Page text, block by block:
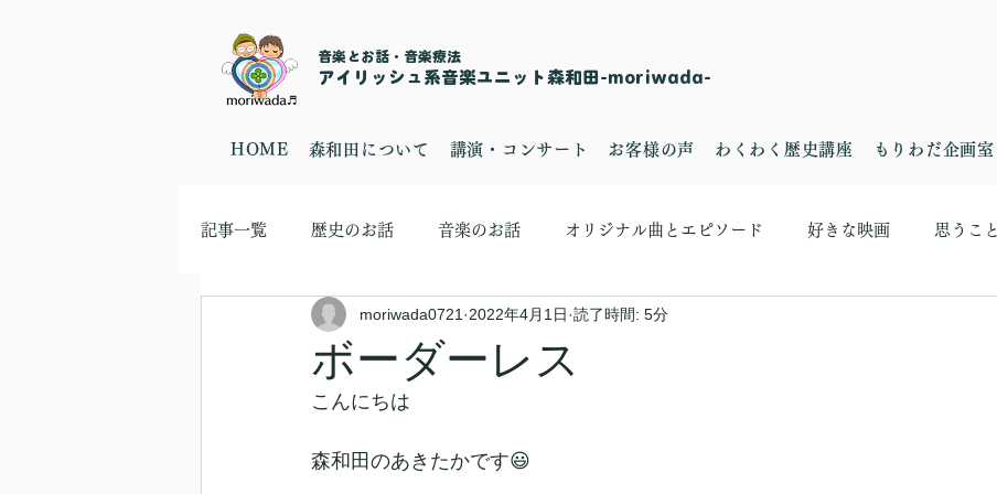
音楽とお話・音楽療法
​アイリッシュ系音楽ユニット森和田-moriwada-
HOME 森和田について 講演・コンサート お客様の声 わくわく歴史講座 もりわだ企画室
記事一覧 歴史のお話 音楽のお話 オリジナル曲とエピソード 好きな映画 思うこと
ボーダーレス
moriwada0721 2022年4月1日 読了時間: 5分
こんにちは
森和田のあきたかです😃